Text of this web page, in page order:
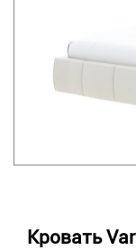
Кровать